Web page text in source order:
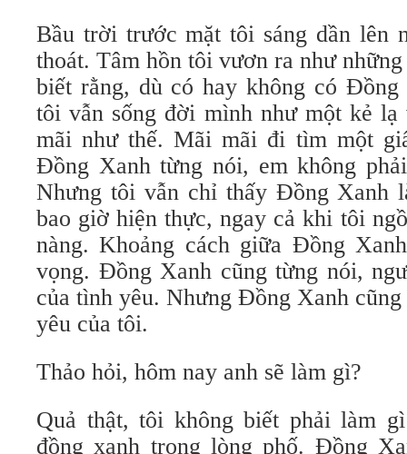
Bầu trời trước mặt tôi sáng dần lên
thoát. Tâm hồn tôi vươn ra như
biết rằng, dù có hay không có
tôi vẫn sống đời mình như một kẻ
mãi như thế. Mãi mãi đi tìm một
Đồng Xanh từng nói, em không
Nhưng tôi vẫn chỉ thấy Đồng Xanh
bao giờ hiện thực, ngay cả khi tôi
nàng. Khoảng cách giữa Đồng
vọng. Đồng Xanh cũng từng nói,
của tình yêu. Nhưng Đồng Xanh
yêu của tôi.
Thảo hỏi, hôm nay anh sẽ làm gì?
Quả thật, tôi không biết phải làm
đồng xanh trong lòng phố. Đồng